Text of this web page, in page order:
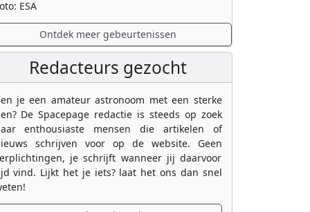
ESA
Ontdek meer gebeurtenissen
Redacteurs gezocht
je een amateur astronoom met een sterke
De Spacepage redactie is steeds op zoek
enthousiaste mensen die artikelen of
schrijven voor op de website. Geen
je schrijft wanneer jij daarvoor
vind. Lijkt het je iets? laat het ons dan snel